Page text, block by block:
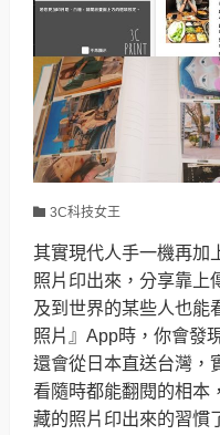
3C科技女王
其實現代人手一機再加
照片印出來，分享靠上
及到世界的某些人也能
照片』App時，你會發
還會從日本直送台灣，
看隨時都能翻閱的相本
藏的照片印出來的習慣